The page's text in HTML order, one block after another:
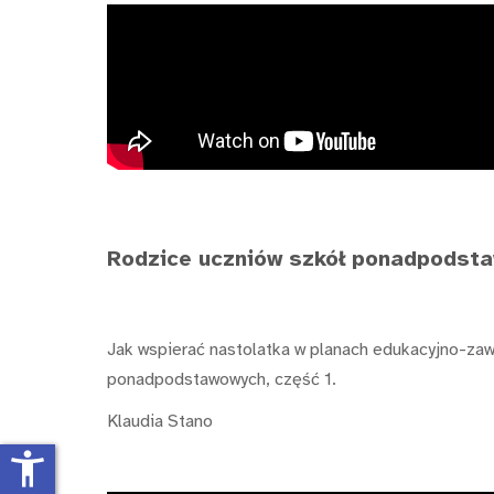
Rodzice uczniów szkół
Jak wspierać nastolatka w planach edukacyjno-
ponadpodstawowych, część 1.
Klaudia Stano
accessibility_new